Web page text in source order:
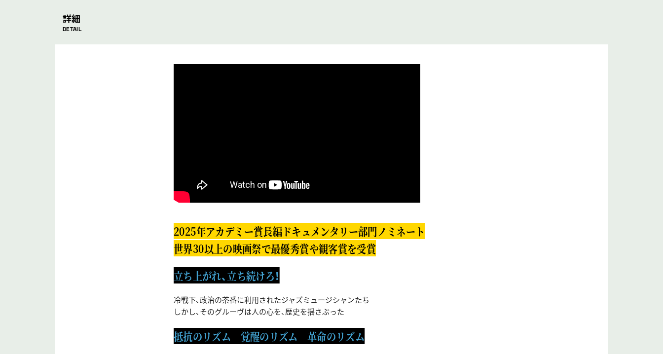
詳細
DETAIL
2025年アカデミー賞長編ドキュメンタリー部門ノミネート
世界30以上の映画祭で最優秀賞や観客賞を受賞
立ち上がれ、立ち続けろ！
冷戦下、政治の茶番に利用されたジャズミュージシャンたち
しかし、そのグルーヴは人の心を、歴史を揺さぶった
抵抗のリズム 覚醒のリズム 革命のリズム